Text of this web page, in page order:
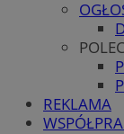
REKLAMA